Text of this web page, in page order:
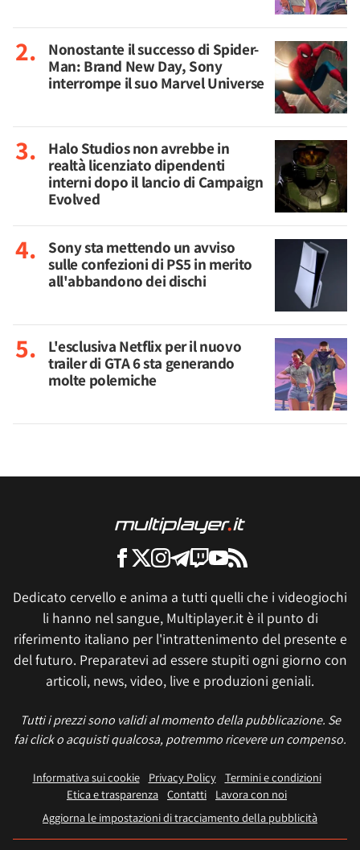
Nonostante il successo di Spider-
Man: Brand New Day, Sony
interrompe il suo Marvel Universe
Halo Studios non avrebbe in
realtà licenziato dipendenti
interni dopo il lancio di Campaign
Evolved
Sony sta mettendo un avviso
sulle confezioni di PS5 in merito
all'abbandono dei dischi
L'esclusiva Netflix per il nuovo
trailer di GTA 6 sta generando
molte polemiche
Dedicato cervello e anima a tutti quelli che i videogiochi
li hanno nel sangue, Multiplayer.it è il punto di
riferimento italiano per l'intrattenimento del presente e
del futuro. Preparatevi ad essere stupiti ogni giorno con
articoli, news, video, live e produzioni geniali.
Tutti i prezzi sono validi al momento della pubblicazione. Se
fai click o acquisti qualcosa, potremmo ricevere un compenso.
Informativa sui cookie Privacy Policy
Termini e condizioni
Etica e trasparenza Contatti
Lavora con noi
Aggiorna le impostazioni di tracciamento della pubblicità